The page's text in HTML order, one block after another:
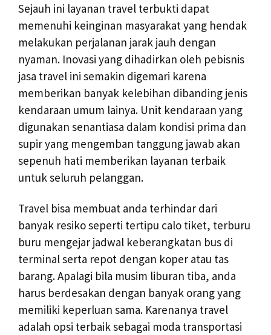
Sejauh ini layanan travel terbukti dapat
memenuhi keinginan masyarakat yang hendak
melakukan perjalanan jarak jauh dengan
nyaman. Inovasi yang dihadirkan oleh pebisnis
jasa travel ini semakin digemari karena
memberikan banyak kelebihan dibanding jenis
kendaraan umum lainya. Unit kendaraan yang
digunakan senantiasa dalam kondisi prima dan
supir yang mengemban tanggung jawab akan
sepenuh hati memberikan layanan terbaik
untuk seluruh pelanggan.
Travel bisa membuat anda terhindar dari
banyak resiko seperti tertipu calo tiket, terburu
buru mengejar jadwal keberangkatan bus di
terminal serta repot dengan koper atau tas
barang. Apalagi bila musim liburan tiba, anda
harus berdesakan dengan banyak orang yang
memiliki keperluan sama. Karenanya travel
adalah opsi terbaik sebagai moda transportasi